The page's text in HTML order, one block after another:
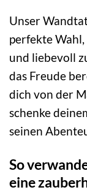
Unser
perfekte
und liebevoll
das Freude
dich von der
schenke
seinen
So
eine